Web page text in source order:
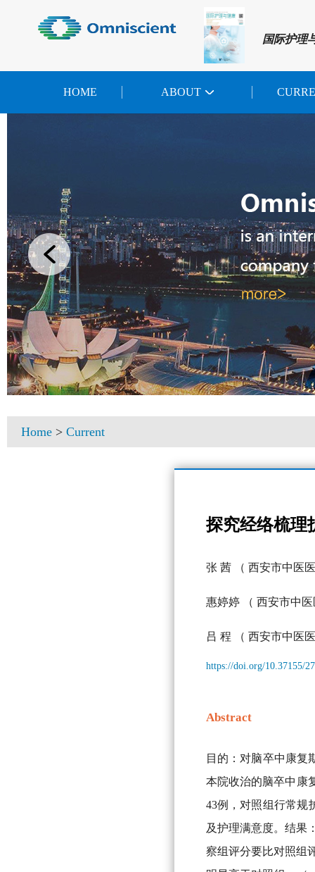
国际护理
HOME ABOUT
Home > Current
探究经络梳理
张 茜 （ 西安市中医
惠婷婷 （ 西安市中
吕 程 （ 西安市中医
https://doi.org/10.37155/
Abstract
目的：对脑卒中康复
本院收治的脑卒中康
43例，对照组行常规
及护理满意度。结果
察组评分要比对照组